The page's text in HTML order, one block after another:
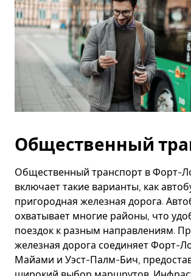
Общественный
Общественный транспорт в Форт-
включает такие варианты, как
пригородная железная дорога.
охватывает многие районы, что
поездок к разным направлениям.
железная дорога соединяет Форт-
Майами и Уэст-Палм-Бич,